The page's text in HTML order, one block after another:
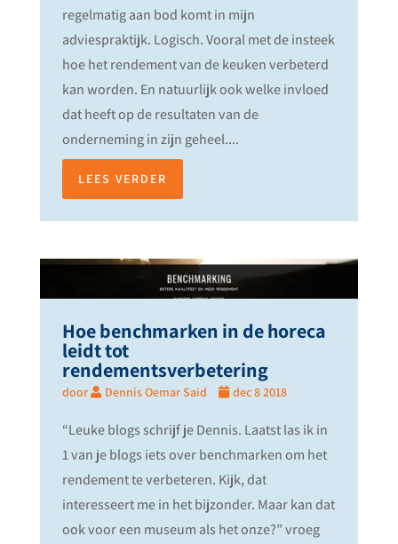
regelmatig aan bod komt in mijn
adviespraktijk. Logisch. Vooral met de insteek
hoe het rendement van de keuken verbeterd
kan worden. En natuurlijk ook welke invloed
dat heeft op de resultaten van de
onderneming in zijn geheel....
LEES VERDER
Hoe benchmarken in de horeca
leidt tot
rendementsverbetering
door Dennis Oemar Said dec 8 2018
“Leuke blogs schrijf je Dennis. Laatst las ik in
1 van je blogs iets over benchmarken om het
rendement te verbeteren. Kijk, dat
interesseert me in het bijzonder. Maar kan dat
ook voor een museum als het onze?” vroeg